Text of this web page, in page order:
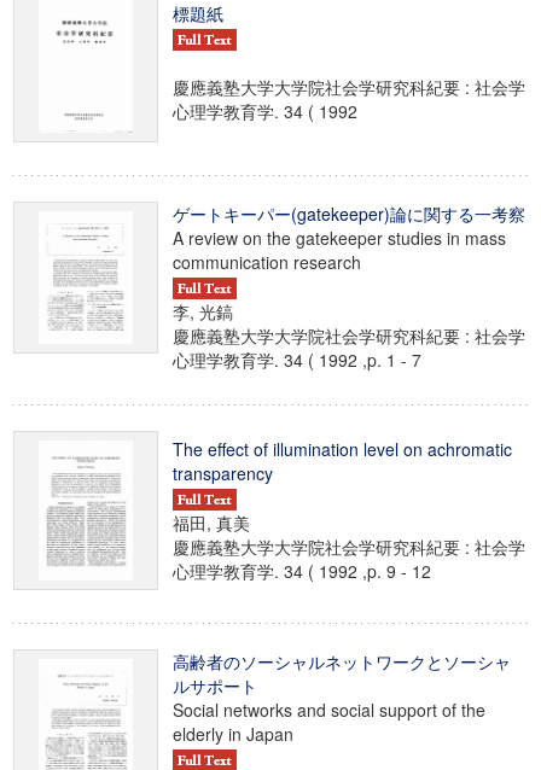
標題紙
慶應義塾大学大学院社会学研究科紀要 : 社会学
心理学教育学. 34 ( 1992
ゲートキーパー(gatekeeper)論に関する一考察
A review on the gatekeeper studies in mass
communication research
李, 光鎬
慶應義塾大学大学院社会学研究科紀要 : 社会学
心理学教育学. 34 ( 1992 ,p. 1 - 7
The effect of illumination level on achromatic
transparency
福田, 真美
慶應義塾大学大学院社会学研究科紀要 : 社会学
心理学教育学. 34 ( 1992 ,p. 9 - 12
高齢者のソーシャルネットワークとソーシャ
ルサポート
Social networks and social support of the
elderly in Japan